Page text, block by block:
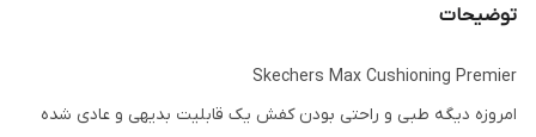
توضیحات
Skechers Max Cushioning Premier
امروزه دیگه طبی و راحتی بودن کفش یک قابلیت بدیهی و عادی شده